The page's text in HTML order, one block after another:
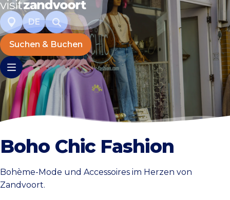
DE
Suchen & Buchen
Boho Chic Fashion
Bohème-Mode und Accessoires im Herzen von
Zandvoort.